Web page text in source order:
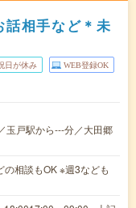
相手など＊未
日が休み WEB登録OK
玉戸駅から---分／大田郷
相談もOK ※週3なども